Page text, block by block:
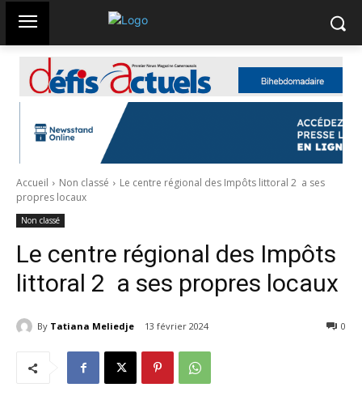
Accueil Non classé
Le centre régional des Impôts littoral 2 a ses
propres locaux
Non classé
Le centre régional des Impôts
littoral 2 a ses propres locaux
By Tatiana Meliedje 13 février 2024 0